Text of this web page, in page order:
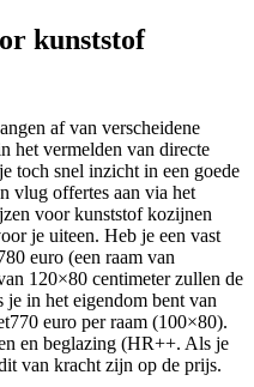
kunststof
af van verscheidene
het vermelden van directe
toch snel inzicht in een goede
vlug offertes aan via het
voor kunststof kozijnen
je uiteen. Heb je een vast
euro (een raam van
120×80 centimeter zullen de
in het eigendom bent van
euro per raam (100×80).
en beglazing (HR++. Als je
van kracht zijn op de prijs.